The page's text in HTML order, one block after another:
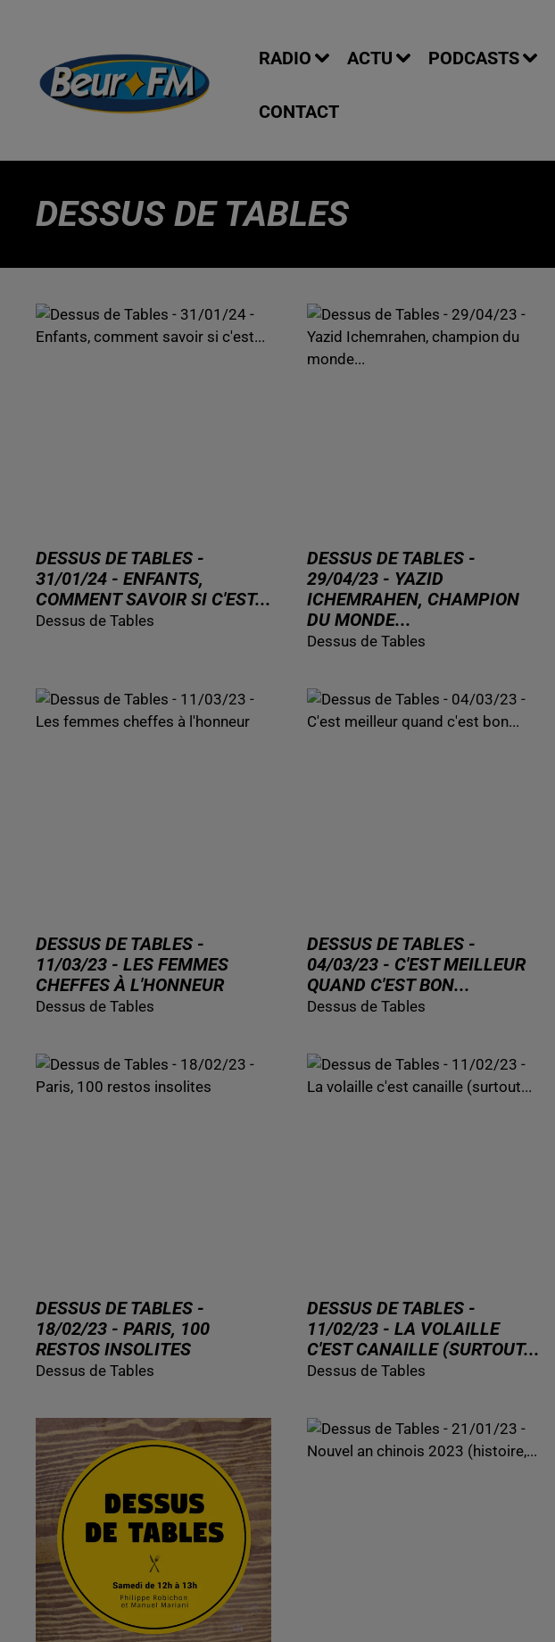
RADIO ACTU PODCASTS
CONTACT
DESSUS DE TABLES
DESSUS DE TABLES -
31/01/24 - ENFANTS,
COMMENT SAVOIR SI C'EST...
Dessus de Tables
DESSUS DE TABLES -
29/04/23 - YAZID
ICHEMRAHEN, CHAMPION
DU MONDE...
Dessus de Tables
DESSUS DE TABLES -
11/03/23 - LES FEMMES
CHEFFES À L'HONNEUR
Dessus de Tables
DESSUS DE TABLES -
04/03/23 - C'EST MEILLEUR
QUAND C'EST BON...
Dessus de Tables
DESSUS DE TABLES -
18/02/23 - PARIS, 100
RESTOS INSOLITES
Dessus de Tables
DESSUS DE TABLES -
11/02/23 - LA VOLAILLE
C'EST CANAILLE (SURTOUT...
Dessus de Tables